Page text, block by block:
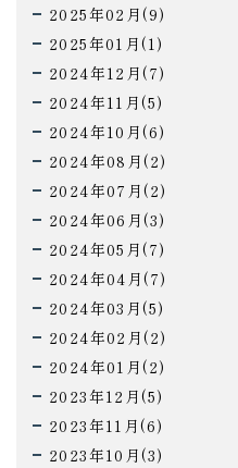
2025年02月(9)
2025年01月(1)
2024年12月(7)
2024年11月(5)
2024年10月(6)
2024年08月(2)
2024年07月(2)
2024年06月(3)
2024年05月(7)
2024年04月(7)
2024年03月(5)
2024年02月(2)
2024年01月(2)
2023年12月(5)
2023年11月(6)
2023年10月(3)